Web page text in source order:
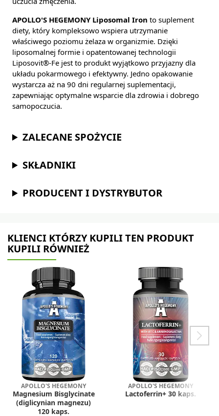
APOLLO'S HEGEMONY Liposomal Iron to suplement
diety, który kompleksowo wspiera utrzymanie
właściwego poziomu żelaza w organizmie. Dzięki
liposomalnej formie i opatentowanej technologii
Liposovit®-Fe jest to produkt wyjątkowo przyjazny dla
układu pokarmowego i efektywny. Jedno opakowanie
wystarcza aż na 90 dni regularnej suplementacji,
zapewniając optymalne wsparcie dla zdrowia i dobrego
samopoczucia.
ZALECANE SPOŻYCIE
SKŁADNIKI
PRODUCENT I DYSTRYBUTOR
KLIENCI KTÓRZY KUPILI TEN PRODUKT
KUPILI RÓWNIEŻ
APOLLO'S HEGEMONY
Magnesium Bisglycinate
(diglicynian magnezu)
120 kaps.
APOLLO'S HEGEMONY
Lactoferrin+ 30 kaps.